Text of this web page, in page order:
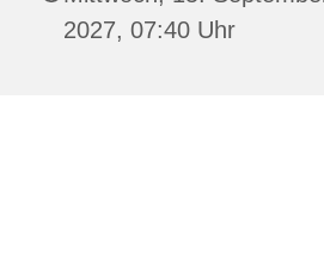
2027, 07:40 Uhr